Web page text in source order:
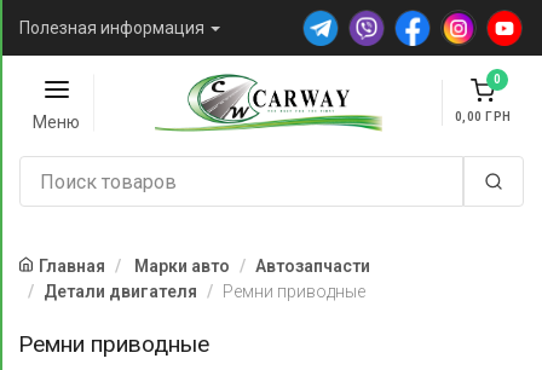
Полезная информация
Меню
0
0,00
Главная Марки авто
Автозапчасти
Детали двигателя
Ремни приводные
Ремни приводные